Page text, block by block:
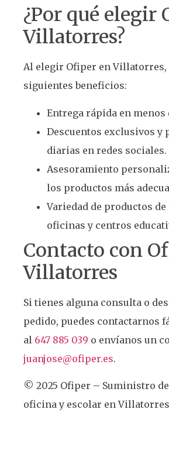
¿Por qué elegir
Villatorres?
Al elegir Ofiper en Villatorres,
siguientes beneficios:
Entrega rápida en menos
Descuentos exclusivos y
diarias en redes sociales.
Asesoramiento
los productos más
Variedad de productos
oficinas y centros
Contacto con
Villatorres
Si tienes alguna consulta o
pedido, puedes contactarnos
al 647 885 039 o envíanos un
juanjose@ofiper.es.
© 2025 Ofiper – Suministro
oficina y escolar en